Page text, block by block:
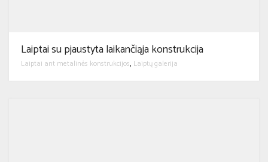
Laiptai su pjaustyta laikančiąja konstrukcija
Laiptai ant metalinės konstrukcijos, Laiptų galerija